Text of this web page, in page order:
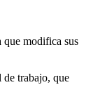
que modifica sus
trabajo, que